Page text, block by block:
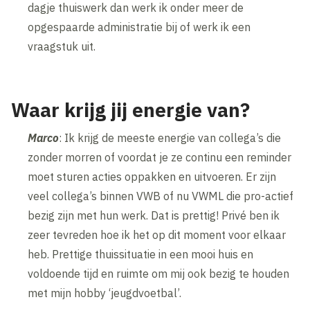
dagje thuiswerk dan werk ik onder meer de
opgespaarde administratie bij of werk ik een
vraagstuk uit.
Waar krijg jij energie van?
Marco: Ik krijg de meeste energie van collega’s die
zonder morren of voordat je ze continu een reminder
moet sturen acties oppakken en uitvoeren. Er zijn
veel collega’s binnen VWB of nu VWML die pro-actief
bezig zijn met hun werk. Dat is prettig! Privé ben ik
zeer tevreden hoe ik het op dit moment voor elkaar
heb. Prettige thuissituatie in een mooi huis en
voldoende tijd en ruimte om mij ook bezig te houden
met mijn hobby ‘jeugdvoetbal’.